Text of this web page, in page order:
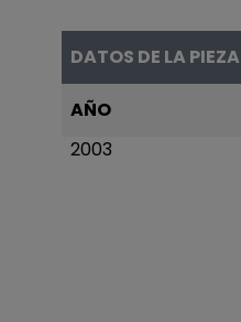
DATOS DE LA PIEZA
AÑO
2003